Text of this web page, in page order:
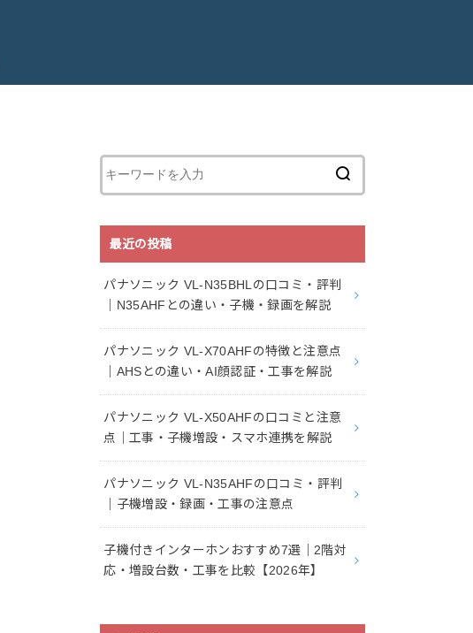
最近の投稿
パナソニック VL-N35BHLの口コミ・評判
｜N35AHFとの違い・子機・録画を解説
パナソニック VL-X70AHFの特徴と注意点
｜AHSとの違い・AI顔認証・工事を解説
パナソニック VL-X50AHFの口コミと注意
点｜工事・子機増設・スマホ連携を解説
パナソニック VL-N35AHFの口コミ・評判
｜子機増設・録画・工事の注意点
子機付きインターホンおすすめ7選｜2階対
応・増設台数・工事を比較【2026年】